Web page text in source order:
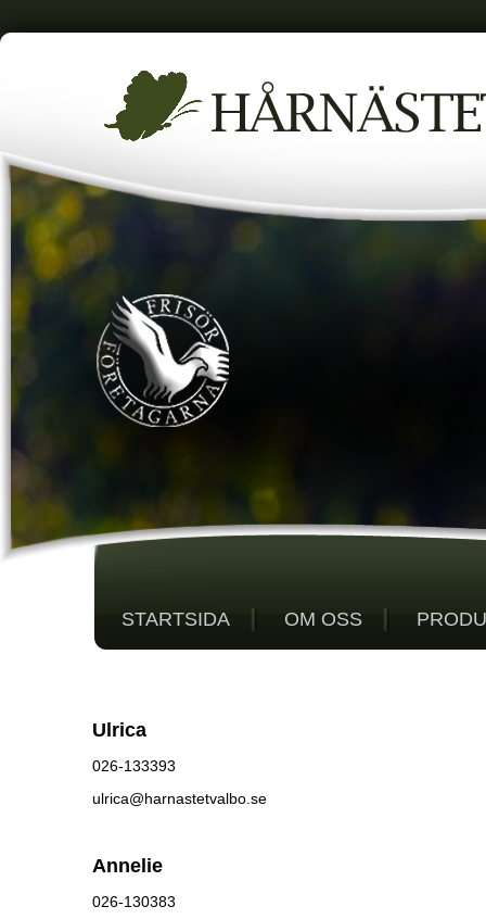
STARTSIDA OM OSS
Ulrica
026-133393
ulrica@harnastetvalbo.se
Annelie
026-130383